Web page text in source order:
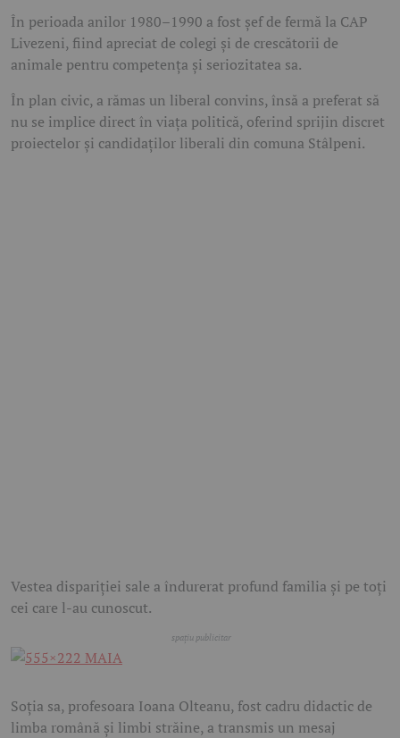
În perioada anilor 1980–1990 a fost șef de fermă la CAP
Livezeni, fiind apreciat de colegi și de crescătorii de
animale pentru competența și seriozitatea sa.
În plan civic, a rămas un liberal convins, însă a preferat să
nu se implice direct în viața politică, oferind sprijin discret
proiectelor și candidaților liberali din comuna Stâlpeni.
Vestea dispariției sale a îndurerat profund familia și pe toți
cei care l-au cunoscut.
Soția sa, profesoara Ioana Olteanu, fost cadru didactic de
limba română și limbi străine, a transmis un mesaj